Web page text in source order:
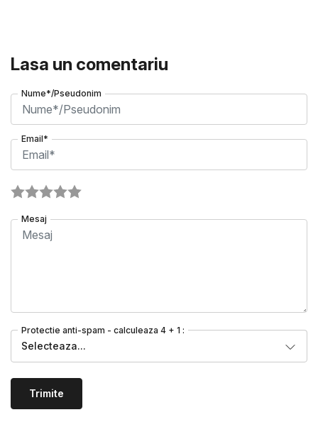
Lasa un comentariu
Nume*/Pseudonim
Email*
Mesaj
Protectie anti-spam - calculeaza 4 + 1 :
Selecteaza...
Trimite